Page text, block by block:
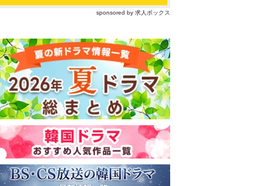
sponsored by 求人ボックス